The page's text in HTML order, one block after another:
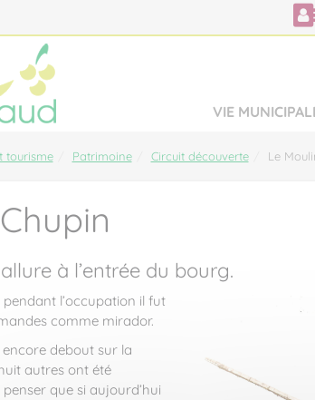
VIE
tourisme Patrimoine Circuit découverte Le
à l’entrée du bourg.
l’occupation il fut
comme mirador.
debout sur la
autres ont été
que si aujourd’hui